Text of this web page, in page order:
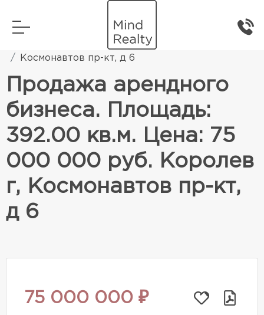
Коммерческая недвижимость
Космонавтов пр-кт, д 6
Продажа арендного
бизнеса. Площадь:
392.00 кв.м. Цена: 75
000 000 руб. Королев
г, Космонавтов пр-кт,
д 6
75 000 000 ₽